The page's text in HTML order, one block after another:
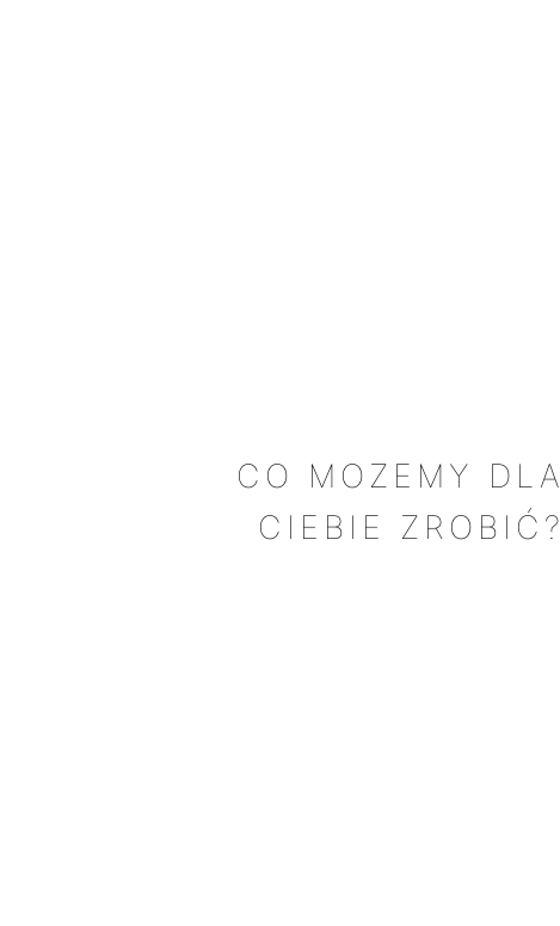
CO MOZEMY DLA
CIEBIE ZROBIĆ?